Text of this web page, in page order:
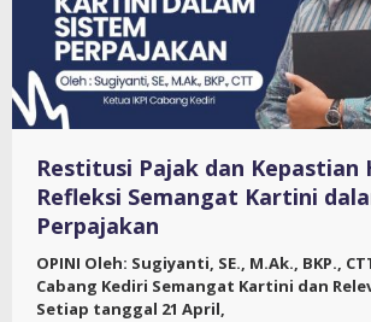
Restitusi Pajak dan Kepastian
Refleksi Semangat Kartini
Perpajakan
OPINI Oleh: Sugiyanti, SE., M.Ak., BKP.,
Cabang Kediri Semangat Kartini dan
Setiap tanggal 21 April,